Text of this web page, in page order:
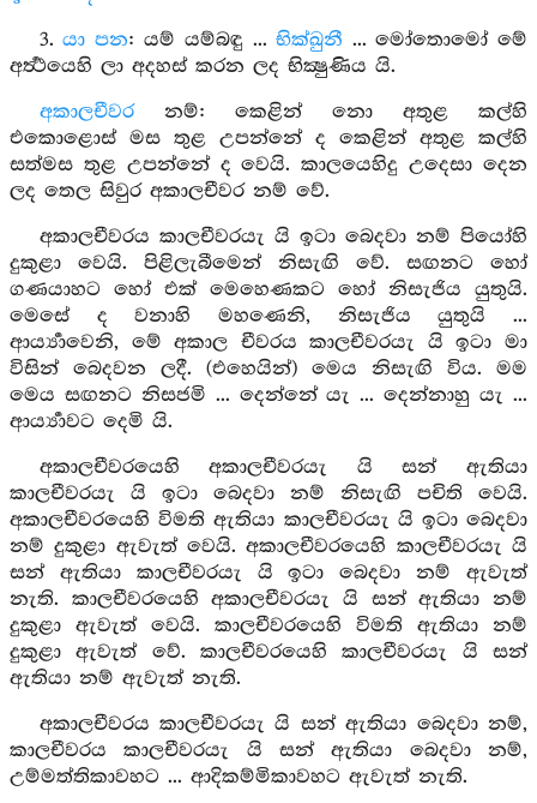
3.යා පන: යම් යම්බඳු ...භික්ඛුනී ... මෝතොමෝ මේ
අර්‍ත්‍ථයෙහි ලා අදහස් කරන ලද භික්‍ෂුණිය යි.
අකාලචීවරනම්: කෙළින් නො අතුළ කල්හි
එකොළොස් මස තුළ උපන්නේ ද කෙළින් අතුළ කල්හි
සත්මස තුළ උපන්නේ ද වෙයි. කාලයෙහිදු උදෙසා දෙන
ලද තෙල සිවුර අකාලචීවර නම් වේ.
අකාලචීවරය කාලචීවරයැ යි ඉටා බෙදවා නම් පියෝහි
දුකුළා වෙයි. පිළිලැබීමෙන් නිසැඟි වේ. සඟනට හෝ
ගණයාහට හෝ එක් මෙහෙණකට හෝ නිසැජිය යුතුයි.
මෙසේ ද වනාහි මහණෙනි, නිසැජිය යුතුයි ...
ආර්‍ය්‍යාවෙනි, මේ අකාල චීවරය කාලචීවරයැ යි ඉටා මා
විසින් බෙදවන ලදී. (එහෙයින්) මෙය නිසැඟි විය. මම
මෙය සඟනට නිසජමි ... දෙන්නේ යැ ... දෙන්නාහු යැ ...
ආර්‍ය්‍යාවට දෙමි යි.
අකාලචීවරයෙහි අකාලචීවරයැ යි සන් ඇතියා
කාලචීවරයැ යි ඉටා බෙදවා නම් නිසැඟි පචිති වෙයි.
අකාලචීවරයෙහි විමති ඇතියා කාලචීවරයැ යි ඉටා බෙදවා
නම් දුකුළා ඇවැත් වෙයි. අකාලචීවරයෙහි කාලචීවරයැ යි
සන් ඇතියා කාලචීවරයැ යි ඉටා බෙදවා නම් ඇවැත්
නැති. කාලචීවරයෙහි අකාලචීවරයැ යි සන් ඇතියා නම්
දුකුළා ඇවැත් වෙයි. කාලචීවරයෙහි විමති ඇතියා නම්
දුකුළා ඇවැත් වේ. කාලචීවරයෙහි කාලචීවරයැ යි සන්
ඇතියා නම් ඇවැත් නැති.
අකාලචීවරය කාලචීවරයැ යි සන් ඇතියා බෙදවා නම්,
කාලචීවරය කාලචීවරයැ යි සන් ඇතියා බෙදවා නම්,
උම්මත්තිකාවහට ... ආදිකම්මිකාවහට ඇවැත් නැති.